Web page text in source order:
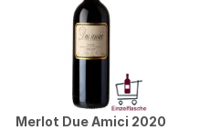
Merlot Due Amici 2020